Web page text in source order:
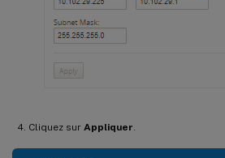
Cliquez sur Appliquer